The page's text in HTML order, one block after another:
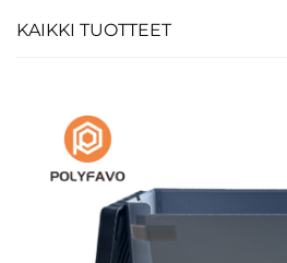
KAIKKI TUOTTEET